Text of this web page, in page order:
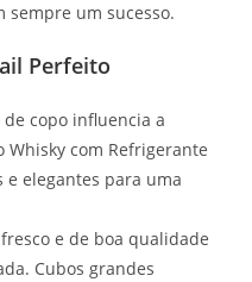
sempre um sucesso.
Perfeito
de copo influencia a
com Refrigerante
e elegantes para uma
e de boa qualidade
Cubos grandes